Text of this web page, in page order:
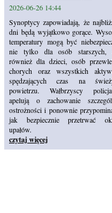
2026-06-26 14:44
Synoptycy zapowiadają, że
dni będą wyjątkowo gorące.
temperatury mogą być
nie tylko dla osób starszych,
również dla dzieci, osób
chorych oraz wszystkich
spędzających czas na
powietrzu. Wałbrzyscy
apelują o zachowanie
ostrożności i ponownie
jak bezpiecznie przetrwać
upałów.
czytaj więcej